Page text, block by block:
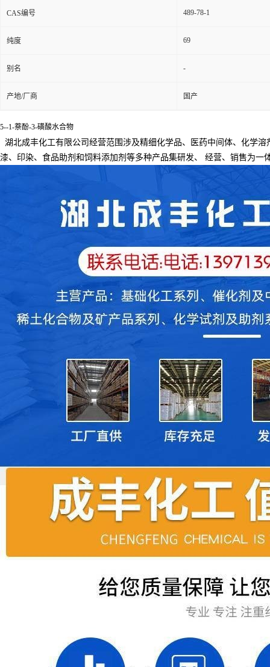
CAS编号 489-78-1
纯度 69
别名 -
产地/厂商 国产
5--1-萘酚-3-磺酸水合物
湖北成丰化工有限公司经营范围涉及精细化学品、医药中间体、化学
漆、印染、食品助剂和饲料添加剂等多种产品集研发、
经营、销售为一